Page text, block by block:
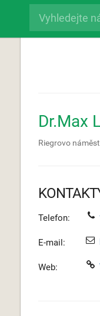
Dr.Max
Riegrovo
Telefon:
E-mail:
Web: